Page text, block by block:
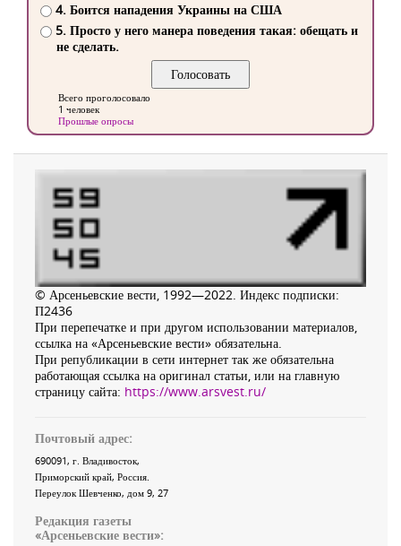
4. Боится нападения Украины на США
5. Просто у него манера поведения такая: обещать и
не сделать.
Всего проголосовало
1 человек
Прошлые опросы
© Арсеньевские вести, 1992—2022. Индекс подписки:
П2436
При перепечатке и при другом использовании материалов,
ссылка на «Арсеньевские вести» обязательна.
При републикации в сети интернет так же обязательна
работающая ссылка на оригинал статьи, или на главную
страницу сайта: https://www.arsvest.ru/
Почтовый адрес:
690091, г. Владивосток,
Приморский край, Россия
Переулок Шевченко, дом 9, 27
Редакция газеты
«Арсеньевские вести»: